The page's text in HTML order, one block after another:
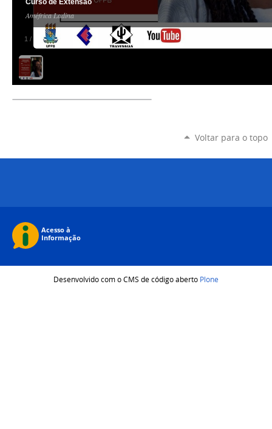
1 /
Curso de Extensão
Améfrica Ladina
Voltar para o topo
Desenvolvido com o CMS de código aberto Plone